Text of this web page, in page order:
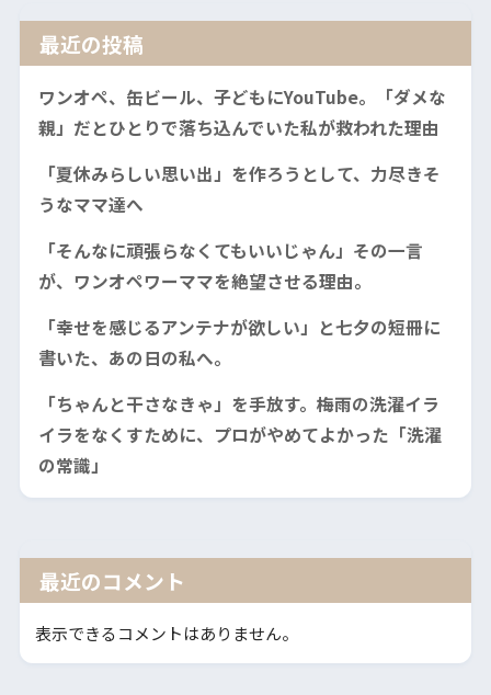
最近の投稿
ワンオペ、缶ビール、子どもにYouTube。「ダメな
親」だとひとりで落ち込んでいた私が救われた理由
「夏休みらしい思い出」を作ろうとして、力尽きそ
うなママ達へ
「そんなに頑張らなくてもいいじゃん」その一言
が、ワンオペワーママを絶望させる理由。
「幸せを感じるアンテナが欲しい」と七夕の短冊に
書いた、あの日の私へ。
「ちゃんと干さなきゃ」を手放す。梅雨の洗濯イラ
イラをなくすために、プロがやめてよかった「洗濯
の常識」
最近のコメント
表示できるコメントはありません。